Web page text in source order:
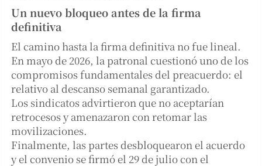
Un nuevo bloqueo antes de la firma
definitiva
El camino hasta la firma definitiva no fue lineal.
En mayo de 2026, la patronal cuestionó uno de los
compromisos fundamentales del preacuerdo: el
relativo al descanso semanal garantizado.
Los sindicatos advirtieron que no aceptarían
retrocesos y amenazaron con retomar las
movilizaciones.
Finalmente, las partes desbloquearon el acuerdo
y el convenio se firmó el 29 de julio con el